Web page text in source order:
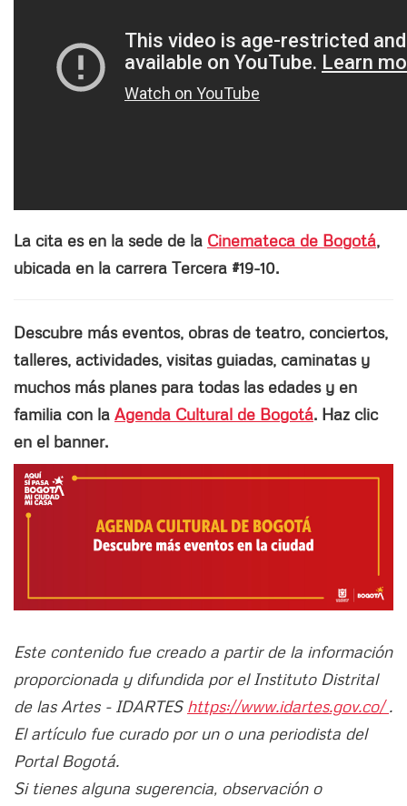
La cita es en la sede de la Cinemateca de Bogotá,
ubicada en la carrera Tercera #19-10.
Descubre más eventos, obras de teatro, conciertos,
talleres, actividades, visitas guiadas, caminatas y
muchos más planes para todas las edades y en
familia con la Agenda Cultural de Bogotá. Haz clic
en el banner.
Este contenido fue creado a partir de la información
proporcionada y difundida por el Instituto Distrital
de las Artes - IDARTES https://www.idartes.gov.co/.
El artículo fue curado por un o una periodista del
Portal Bogotá.
Si tienes alguna sugerencia, observación o